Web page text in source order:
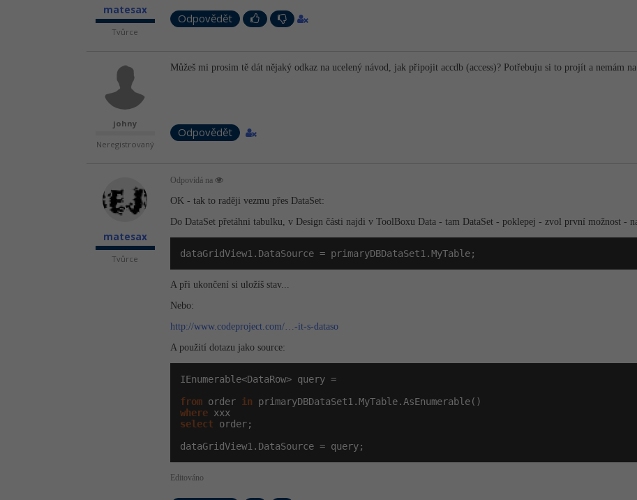
matesax
Tvůrce
Odpovědět
johny
Neregistrovaný
Můžeš mi prosim tě dát nějaký odkaz na ucelený návod, jak připojit accdb (access)? Potřebuju si to projít a nemám
Odpovědět
matesax
Tvůrce
Odpovídá na
OK - tak to raději vezmu přes DataSet:
Do DataSet přetáhni tabulku, v Design části najdi v ToolBoxu Data - tam DataSet - poklepej - zvol první možnost -
dataGridView1.DataSource = primaryDBDataSet1.MyTable;
A při ukončení si uložíš stav...
Nebo:
http://www.codeproject.com/…-it-s-dataso
A použití dotazu jako source:
IEnumerable<DataRow> query =
from order in
where
select order;
dataGridView1.DataSource = query;
Editováno